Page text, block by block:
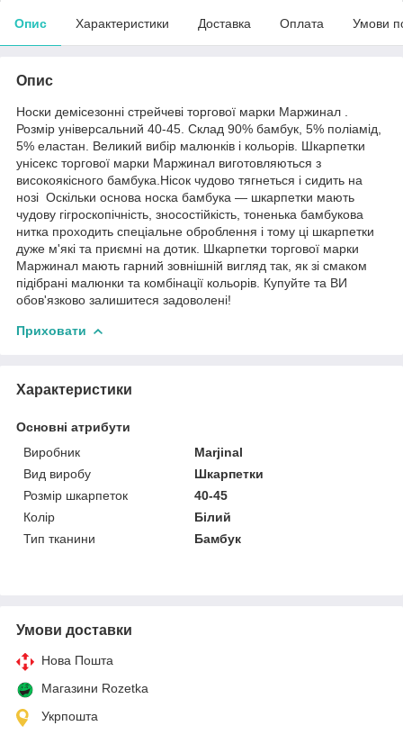
Опис Характеристики Доставка Оплата Умови
Опис
Носки демісезонні стрейчеві торгової марки Маржинал .
Розмір універсальний 40-45. Склад 90% бамбук, 5% поліамід,
5% еластан. Великий вибір малюнків і кольорів. Шкарпетки
унісекс торгової марки Маржинал виготовляються з
високоякісного бамбука.Нісок чудово тягнеться і сидить на
нозі Оскільки основа носка бамбука — шкарпетки мають
чудову гігроскопічність, зносостійкість, тоненька бамбукова
нитка проходить спеціальне оброблення і тому ці шкарпетки
дуже м'які та приємні на дотик. Шкарпетки торгової марки
Маржинал мають гарний зовнішній вигляд так, як зі смаком
підібрані малюнки та комбінації кольорів. Купуйте та ВИ
обов'язково залишитеся задоволені!
Приховати
Характеристики
Основні атрибути
Виробник
Marjinal
Вид виробу
Шкарпетки
Розмір шкарпеток
40-45
Колір
Білий
Тип тканини
Бамбук
Умови доставки
Нова Пошта
Магазини Rozetka
Укрпошта